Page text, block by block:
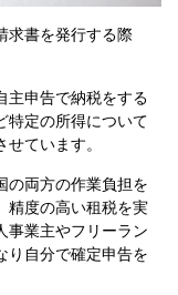
求書を発行する際
主申告で納税をする
特定の所得について
ています。
の両方の作業負担を
精度の高い租税を実
事業主やフリーラン
り自分で確定申告を